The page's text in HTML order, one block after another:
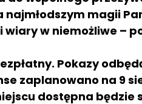
magii
w niemożliwe –
Pokazy
zaplanowano na 9
dostępna